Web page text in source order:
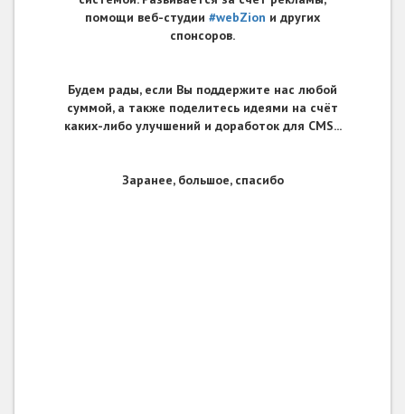
помощи веб-студии #webZion и других
спонсоров.
Будем рады, если Вы поддержите нас любой
суммой, а также поделитесь идеями на счёт
каких-либо улучшений и доработок для CMS...
Заранее, большое, спасибо